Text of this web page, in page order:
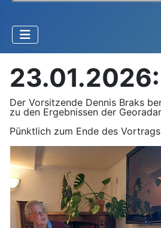
Der Vorsitzende Dennis Braks
zu den Ergebnissen der
Pünktlich zum Ende des